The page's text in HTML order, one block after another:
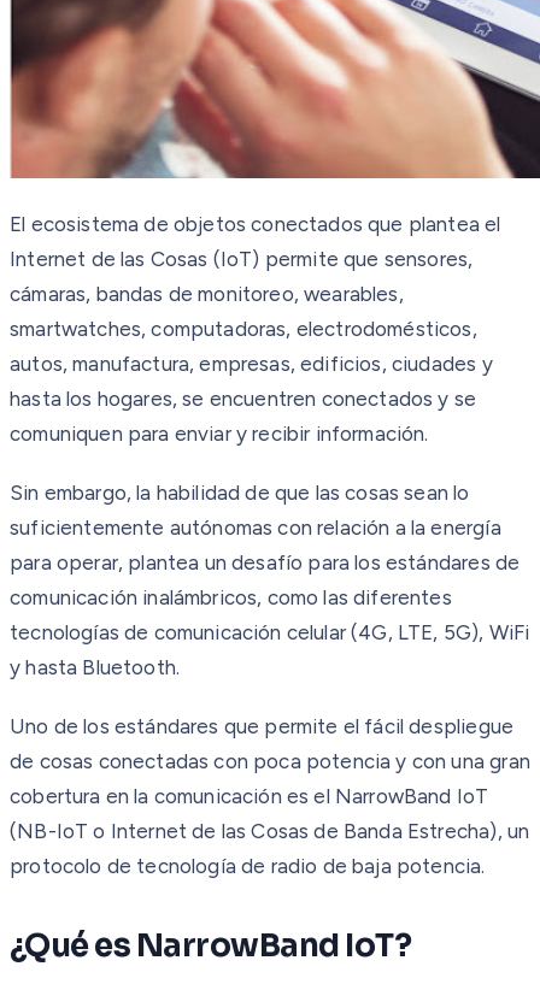
El ecosistema de objetos conectados que plantea el
Internet de las Cosas (IoT) permite que sensores,
cámaras, bandas de monitoreo, wearables,
smartwatches, computadoras, electrodomésticos,
autos, manufactura, empresas, edificios, ciudades y
hasta los hogares, se encuentren conectados y se
comuniquen para enviar y recibir información.
Sin embargo, la habilidad de que las cosas sean lo
suficientemente autónomas con relación a la energía
para operar, plantea un desafío para los estándares de
comunicación inalámbricos, como las diferentes
tecnologías de comunicación celular (4G, LTE, 5G), WiFi
y hasta Bluetooth.
Uno de los estándares que permite el fácil despliegue
de cosas conectadas con poca potencia y con una gran
cobertura en la comunicación es el NarrowBand IoT
(NB-IoT o Internet de las Cosas de Banda Estrecha), un
protocolo de tecnología de radio de baja potencia.
¿Qué es NarrowBand IoT?